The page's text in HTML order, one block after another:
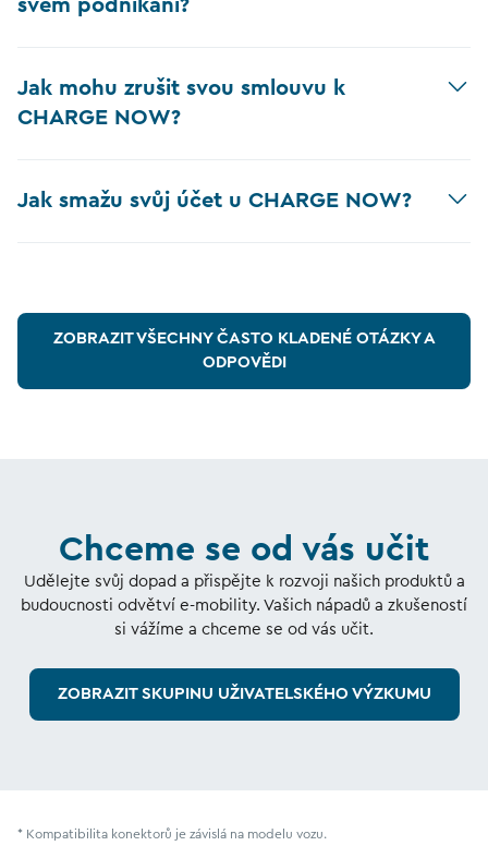
svém podnikání?
Jak mohu zrušit svou smlouvu k
CHARGE NOW?
Jak smažu svůj účet u CHARGE NOW?
ZOBRAZIT VŠECHNY ČASTO KLADENÉ OTÁZKY A
ODPOVĚDI
Chceme se od vás učit
Udělejte svůj dopad a přispějte k rozvoji našich produktů a
budoucnosti odvětví e-mobility. Vašich nápadů a zkušeností
si vážíme a chceme se od vás učit.
ZOBRAZIT SKUPINU UŽIVATELSKÉHO VÝZKUMU
* Kompatibilita konektorů je závislá na modelu vozu.